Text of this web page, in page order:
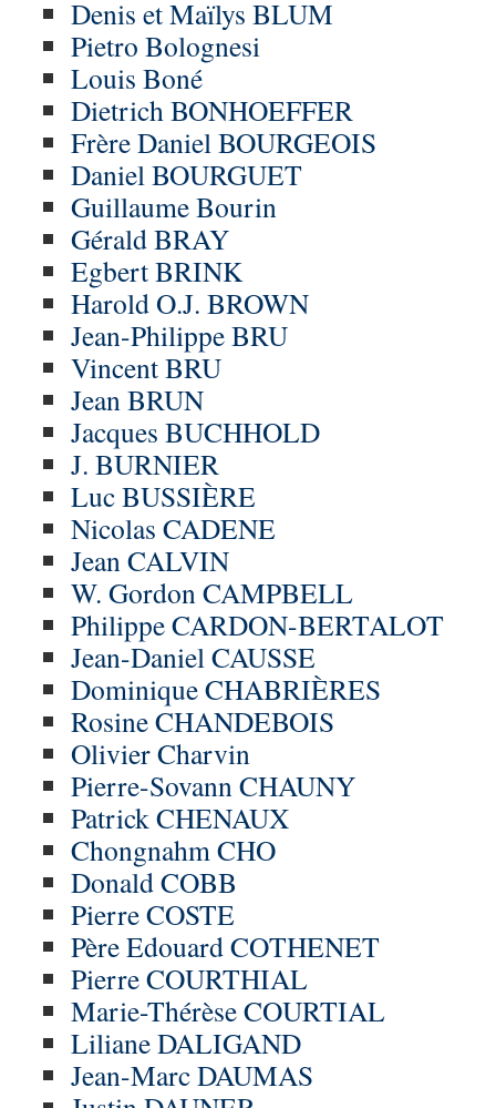
Denis et Maïlys BLUM
Pietro Bolognesi
Louis Boné
Dietrich BONHOEFFER
Frère Daniel BOURGEOIS
Daniel BOURGUET
Guillaume Bourin
Gérald BRAY
Egbert BRINK
Harold O.J. BROWN
Jean-Philippe BRU
Vincent BRU
Jean BRUN
Jacques BUCHHOLD
J. BURNIER
Luc BUSSIÈRE
Nicolas CADENE
Jean CALVIN
W. Gordon CAMPBELL
Philippe CARDON-BERTALOT
Jean-Daniel CAUSSE
Dominique CHABRIÈRES
Rosine CHANDEBOIS
Olivier Charvin
Pierre-Sovann CHAUNY
Patrick CHENAUX
Chongnahm CHO
Donald COBB
Pierre COSTE
Père Edouard COTHENET
Pierre COURTHIAL
Marie-Thérèse COURTIAL
Liliane DALIGAND
Jean-Marc DAUMAS